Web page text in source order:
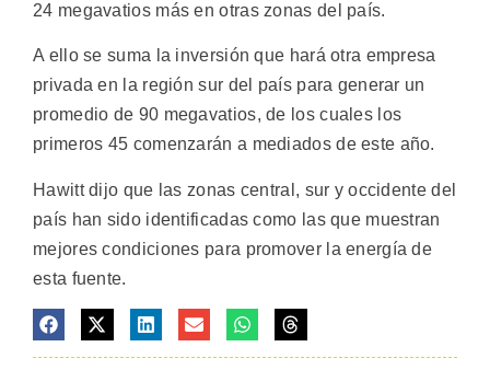
24 megavatios más en otras zonas del país.
A ello se suma la inversión que hará otra empresa
privada en la región sur del país para generar un
promedio de 90 megavatios, de los cuales los
primeros 45 comenzarán a mediados de este año.
Hawitt dijo que las zonas central, sur y occidente del
país han sido identificadas como las que muestran
mejores condiciones para promover la energía de
esta fuente.